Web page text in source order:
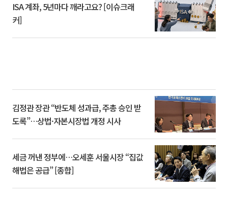
ISA 계좌, 5년마다 깨라고요? [이슈크래
커]
김정관 장관 “반도체 성과급, 주총 승인 받
도록”…상법·자본시장법 개정 시사
세금 꺼낸 정부에…오세훈 서울시장 “집값
해법은 공급” [종합]